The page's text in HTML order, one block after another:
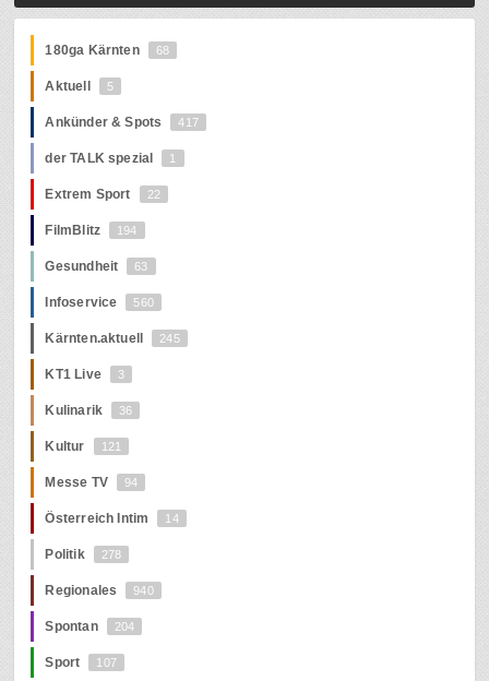
180ga Kärnten 68
Aktuell 5
Ankünder & Spots 417
der TALK spezial 1
Extrem Sport 22
FilmBlitz 194
Gesundheit 63
Infoservice 560
Kärnten.aktuell 245
KT1 Live 3
Kulinarik 36
Kultur 121
Messe TV 94
Österreich Intim 14
Politik 278
Regionales 940
Spontan 204
Sport 107